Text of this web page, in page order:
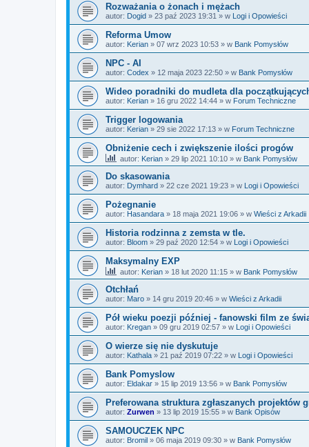
Rozważania o żonach i mężach
autor: Dogid » 23 paź 2023 19:31 » w Logi i Opowieści
Reforma Umow
autor: Kerian » 07 wrz 2023 10:53 » w Bank Pomysłów
NPC - AI
autor: Codex » 12 maja 2023 22:50 » w Bank Pomysłów
Wideo poradniki do mudleta dla
autor: Kerian » 16 gru 2022 14:44 » w Forum Techniczne
Trigger logowania
autor: Kerian » 29 sie 2022 17:13 » w Forum Techniczne
Obniżenie cech i zwiększenie ilości progów
autor: Kerian » 29 lip 2021 10:10 » w Bank Pomysłów
Do skasowania
autor: Dymhard » 22 cze 2021 19:23 » w Logi i Opowieści
Pożegnanie
autor: Hasandara » 18 maja 2021 19:06 » w Wieści z Arkadii
Historia rodzinna z zemsta w tle.
autor: Bloom » 29 paź 2020 12:54 » w Logi i Opowieści
Maksymalny EXP
autor: Kerian » 18 lut 2020 11:15 » w Bank Pomysłów
Otchłań
autor: Maro » 14 gru 2019 20:46 » w Wieści z Arkadii
Pół wieku poezji później - fanowski film ze
autor: Kregan » 09 gru 2019 02:57 » w Logi i Opowieści
O wierze się nie dyskutuje
autor: Kathala » 21 paź 2019 07:22 » w Logi i Opowieści
Bank Pomyslow
autor: Eldakar » 15 lip 2019 13:56 » w Bank Pomysłów
Preferowana struktura zgłaszanych projektów
autor: Zurwen » 13 lip 2019 15:55 » w Bank Opisów
SAMOUCZEK NPC
autor: Bromil » 06 maja 2019 09:30 » w Bank Pomysłów